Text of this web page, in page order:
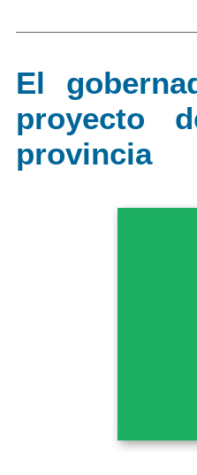
El
proyecto
provincia